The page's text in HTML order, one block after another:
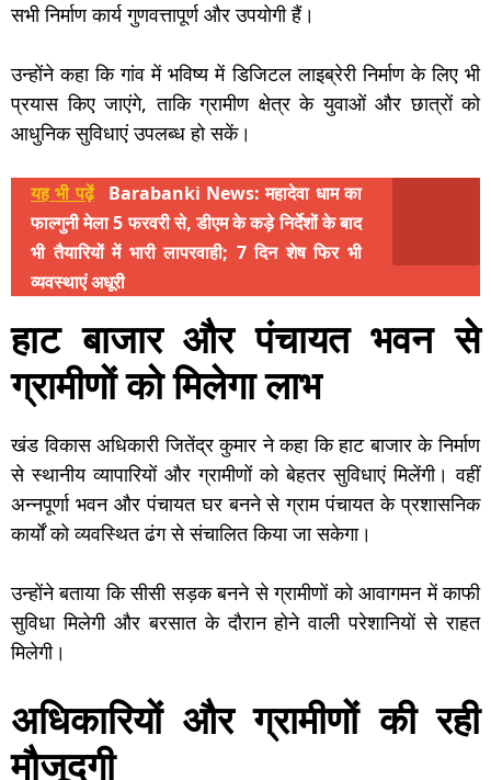
सभी निर्माण कार्य गुणवत्तापूर्ण और उपयोगी हैं।
उन्होंने कहा कि गांव में भविष्य में डिजिटल लाइब्रेरी निर्माण के लिए भी
प्रयास किए जाएंगे, ताकि ग्रामीण क्षेत्र के युवाओं और छात्रों को
आधुनिक सुविधाएं उपलब्ध हो सकें।
यह भी पढ़ें
Barabanki News: महादेवा धाम का
फाल्गुनी मेला 5 फरवरी से, डीएम के कड़े निर्देशों के बाद
भी तैयारियों में भारी लापरवाही; 7 दिन शेष फिर भी
व्यवस्थाएं अधूरी
हाट बाजार और पंचायत भवन से
ग्रामीणों को मिलेगा लाभ
खंड विकास अधिकारी जितेंद्र कुमार ने कहा कि हाट बाजार के निर्माण
से स्थानीय व्यापारियों और ग्रामीणों को बेहतर सुविधाएं मिलेंगी। वहीं
अन्नपूर्णा भवन और पंचायत घर बनने से ग्राम पंचायत के प्रशासनिक
कार्यों को व्यवस्थित ढंग से संचालित किया जा सकेगा।
उन्होंने बताया कि सीसी सड़क बनने से ग्रामीणों को आवागमन में काफी
सुविधा मिलेगी और बरसात के दौरान होने वाली परेशानियों से राहत
मिलेगी।
अधिकारियों और ग्रामीणों की रही
मौजूदगी